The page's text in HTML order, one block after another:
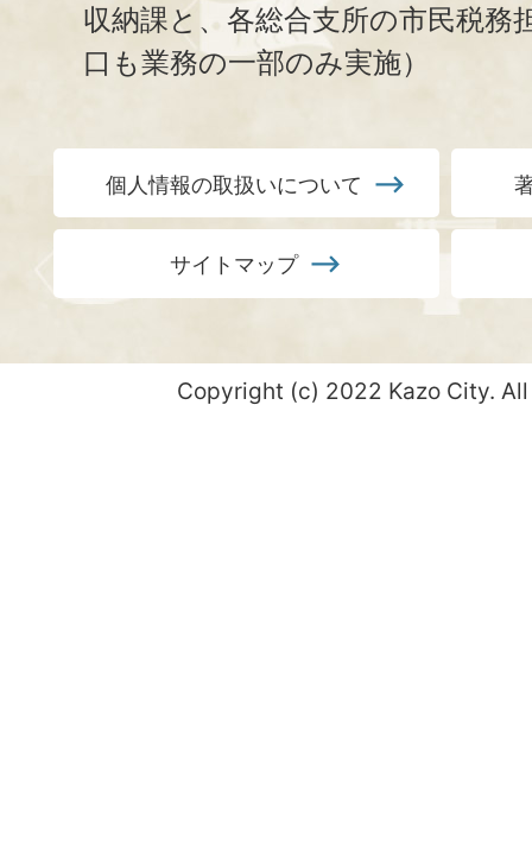
収納課と、 各総合支所の市民税務
口も業務の一部のみ実施）
個人情報の取扱いについて
サイトマップ
Copyright (c) 2022 Kazo City.